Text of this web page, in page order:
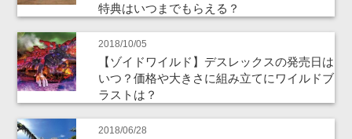
特典はいつまでもらえる？
2018/10/05
【ゾイドワイルド】デスレックスの発売日は
いつ？価格や大きさに組み立てにワイルドブ
ラストは？
2018/06/28